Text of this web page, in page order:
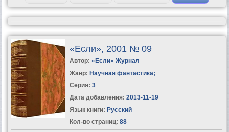
«Если», 2001 № 09
Автор: «Если» Журнал
Жанр: Научная фантастика;
Серия: 3
Дата добавления: 2013-11-19
Язык книги: Русский
Кол-во страниц: 88